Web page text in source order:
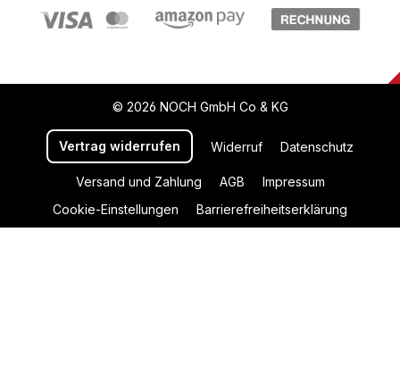
© 2026 NOCH GmbH Co & KG
Vertrag widerrufen Widerruf Datenschutz
Versand und Zahlung AGB
Impressum
Cookie-Einstellungen
Barrierefreiheitserklärung